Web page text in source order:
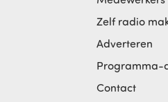
Zelf radio
Adverteren
Programma-
Contact